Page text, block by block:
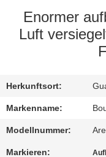
FABRIK-
AUSFLUG
TRETEN
SIE
MIT
Enormer
Luft
Herkunftsort:
Markenname:
Modellnummer:
Markieren: